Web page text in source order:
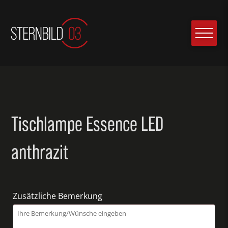
Tischlampe Essence LED
anthrazit
Zusätzliche Bemerkung